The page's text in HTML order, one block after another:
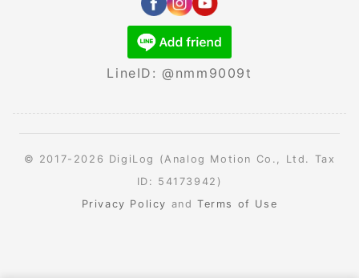
LineID: @nmm9009t
© 2017-2026 DigiLog (Analog Motion Co., Ltd. Tax
ID: 54173942)
Privacy Policy andTerms of Use